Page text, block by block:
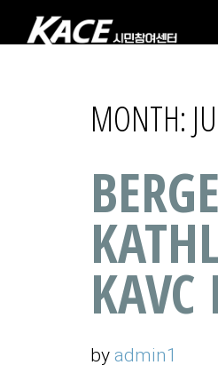
MONTH:
KAVC
by admin1